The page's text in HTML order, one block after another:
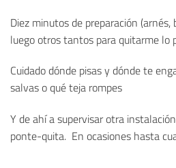
Diez minutos de preparación
luego otros tantos para quitarme lo
Cuidado dónde pisas y dónde te
salvas o qué teja rompes
Y de ahí a supervisar otra
ponte-quita. En ocasiones hasta